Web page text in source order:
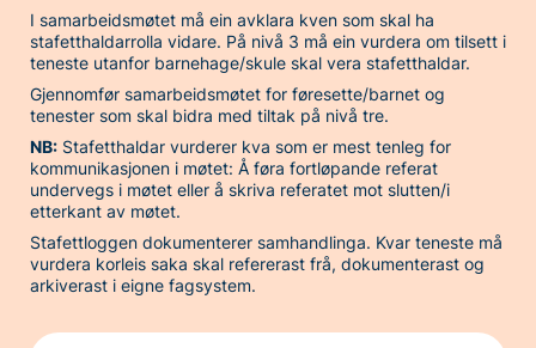
I samarbeidsmøtet må ein avklara kven som skal ha
stafetthaldarrolla vidare. På nivå 3 må ein vurdera om tilsett i
teneste utanfor barnehage/skule skal vera stafetthaldar.
Gjennomfør samarbeidsmøtet for føresette/barnet og
tenester som skal bidra med tiltak på nivå tre.
NB:Stafetthaldar vurderer kva som er mest tenleg for
kommunikasjonen i møtet: Å føra fortløpande referat
undervegs i møtet eller å skriva referatet mot slutten/i
etterkant av møtet.
Stafettloggen dokumenterer samhandlinga. Kvar teneste må
vurdera korleis saka skal refererast frå, dokumenterast og
arkiverast i eigne fagsystem.